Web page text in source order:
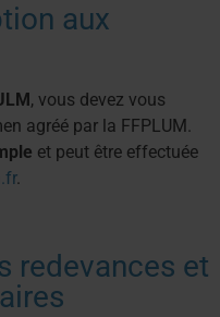
aux
, vous devez vous
agréé par la FFPLUM.
et peut être effectuée
.
redevances et